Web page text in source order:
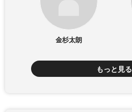
金杉太朗
もっと見る